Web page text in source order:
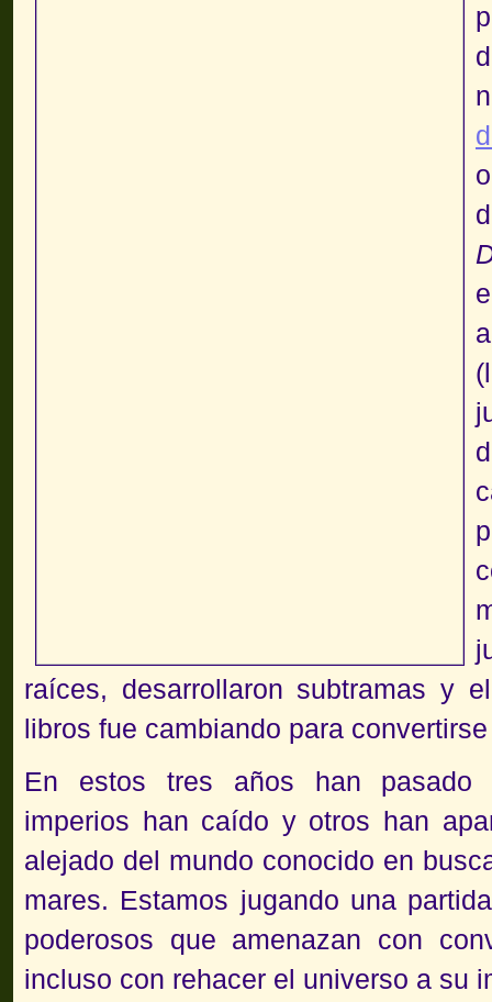
raíces, desarrollaron subtramas y
libros fue cambiando para
En estos tres años han pasado
imperios han caído y otros han
alejado del mundo conocido en
mares. Estamos jugando una
poderosos que amenazan con
incluso con rehacer el universo a su